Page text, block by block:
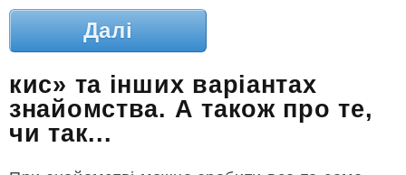
Далі
кис» та інших варіантах
знайомства. А також про те,
чи так...